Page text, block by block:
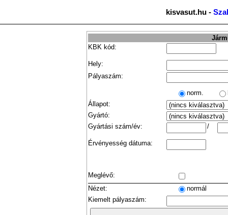
kisvasut.hu -
KBK kód:
Hely:
Pályaszám:
norm.
Állapot:
Gyártó:
Gyártási szám/év:
/
Érvényesség dátuma:
Meglévő:
Nézet:
normál
Kiemelt pályaszám: